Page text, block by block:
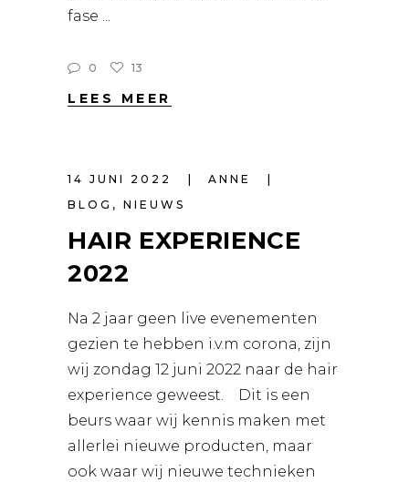
fase
0 13
LEES MEER
14 JUNI 2022
ANNE
BLOG , NIEUWS
HAIR EXPERIENCE
2022
Na 2 jaar geen live evenementen
gezien te hebben i.v.m corona, zijn
wij zondag 12 juni 2022 naar de hair
experience geweest. Dit is een
beurs waar wij kennis maken met
allerlei nieuwe producten, maar
ook waar wij nieuwe technieken